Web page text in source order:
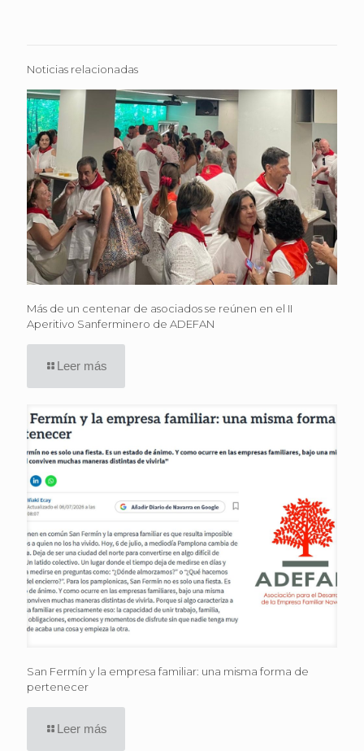
Noticias relacionadas
Más de un centenar de asociados se reúnen en el II
Aperitivo Sanferminero de ADEFAN
Leer más
San Fermín y la empresa familiar: una misma forma de
pertenecer
Leer más